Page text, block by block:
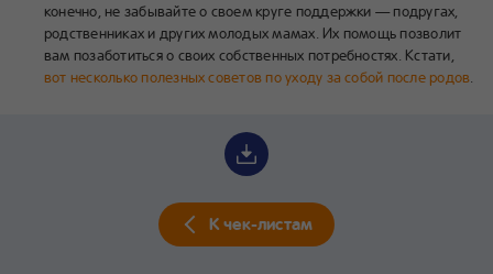
конечно, не забывайте о своем круге поддержки — подругах,
родственниках и других молодых мамах. Их помощь позволит
вам позаботиться о своих собственных потребностях. Кстати,
вот несколько полезных советов по уходу за собой после родов
К чек-листам